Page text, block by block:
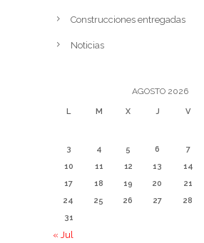
Construcciones entregadas
Noticias
AGOSTO 2026
L M X J V
3
4 5 6 7
10
11 12 13 14
17
18 19 20 21
24
25 26 27 28
31
« Jul